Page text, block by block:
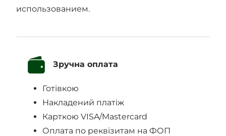
использованием.
Зручна оплата
Готівкою
Накладений платіж
Карткою VISA/Mastercard
Оплата по реквізитам на ФОП